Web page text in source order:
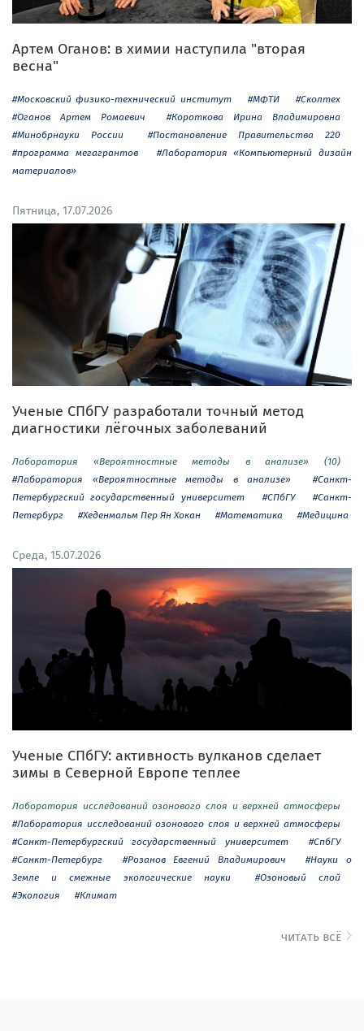
Артем Оганов: в химии наступила "вторая
весна"
#Московский физико-технический институт #МФТИ
#Сколтех
#Оганов Артем Ромаевич
#Короткова Ирина Владимировна
#Минобрнауки России
#Постановление Правительства 220
#программа мегагрантов
#Лаборатория «Компьютерный дизайн
материалов»
Пятница, 17.07.2026
Ученые СПбГУ разработали точный метод
диагностики лёгочных заболеваний
Лаборатория «Вероятностные методы в анализе» (10)
#Лаборатория «Вероятностные методы в анализе»
#Санкт-
Петербургский государственный университет
#СПбГУ
#Санкт-
Петербург
#Хеденмальм Пер Ян Хокан #Математика #Медицина
Среда, 15.07.2026
Ученые СПбГУ: активность вулканов сделает
зимы в Северной Европе теплее
Лаборатория исследований озонового слоя и верхней атмосферы
#Лаборатория исследований озонового слоя и верхней атмосферы
#Санкт-Петербургский государственный университет
#СпбГУ
#Санкт-Петербург
#Розанов Евгений Владимирович
#Науки о
Земле и смежные экологические науки
#Озоновый слой
#Экология
#Климат
читать всё